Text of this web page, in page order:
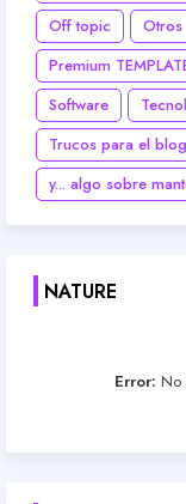
Off topic
Otros
Premium
Software
Trucos para el blog
y... algo sobre
NATURE
Error: No